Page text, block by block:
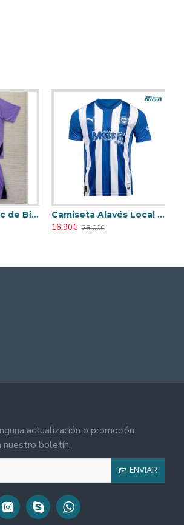
Camiseta Athletic de Bilbao 2024/2025 Alternativo Niño Kit
Camiseta Alavés Local 2025/2026 Azul/Blanco con Parche La Liga
16.90€
28.00€
actualización o promoción
nuestro boletín.
ENVIAR